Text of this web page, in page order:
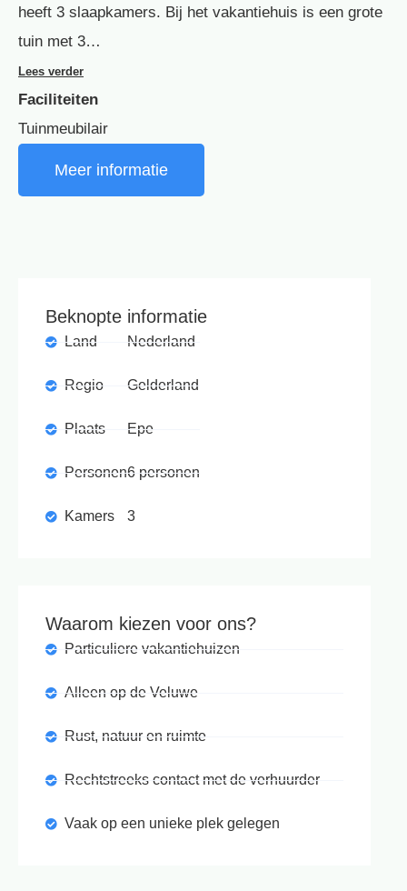
heeft 3 slaapkamers. Bij het vakantiehuis is een grote
tuin met 3…
Lees verder
Faciliteiten
Tuinmeubilair
Meer informatie
Beknopte informatie
Land
Regio
Plaats
Personen
Kamers
Nederland
Gelderland
Epe
6 personen
3
Waarom kiezen voor ons?
Particuliere vakantiehuizen
Alleen op de Veluwe
Rust, natuur en ruimte
Rechtstreeks contact met de verhuurder
Vaak op een unieke plek gelegen